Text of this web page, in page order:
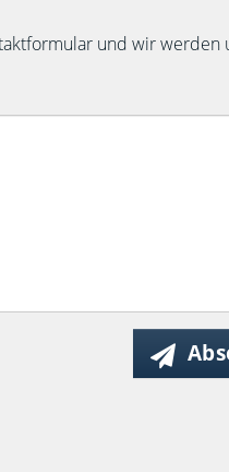
und wir werden